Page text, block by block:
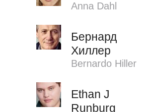
Anna Dahl
Бернард
Хиллер
Bernardo Hiller
Ethan J
Runburg